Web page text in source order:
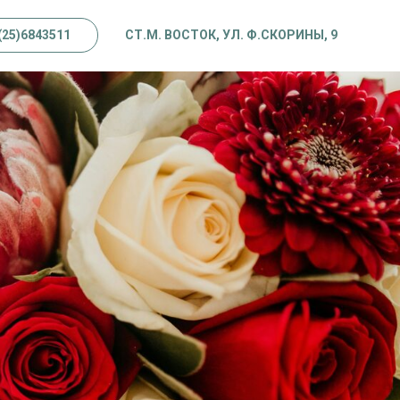
СТ.М. ВОСТОК, УЛ. Ф.СКОРИНЫ, 9